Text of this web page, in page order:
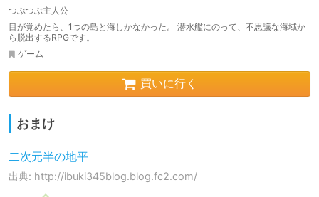
つぶつぶ主人公
目が覚めたら、1つの島と海しかなかった。 潜水艦にのって、不思議な海域か
ら脱出するRPGです。
ゲーム
買いに行く
おまけ
二次元半の地平
出典: http://ibuki345blog.blog.fc2.com/